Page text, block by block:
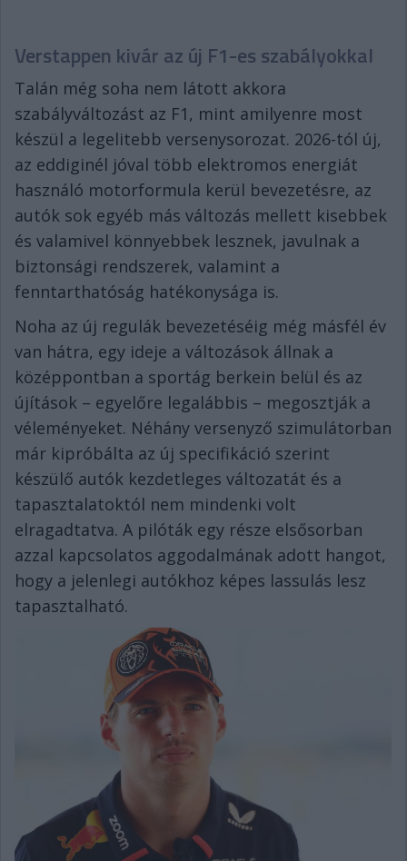
Verstappen kivár az új F1-es szabályokkal
Talán még soha nem látott akkora
szabályváltozást az F1, mint amilyenre most
készül a legelitebb versenysorozat. 2026-tól új,
az eddiginél jóval több elektromos energiát
használó motorformula kerül bevezetésre, az
autók sok egyéb más változás mellett kisebbek
és valamivel könnyebbek lesznek, javulnak a
biztonsági rendszerek, valamint a
fenntarthatóság hatékonysága is.
Noha az új regulák bevezetéséig még másfél év
van hátra, egy ideje a változások állnak a
középpontban a sportág berkein belül és az
újítások – egyelőre legalábbis – megosztják a
véleményeket. Néhány versenyző szimulátorban
már kipróbálta az új specifikáció szerint
készülő autók kezdetleges változatát és a
tapasztalatoktól nem mindenki volt
elragadtatva. A pilóták egy része elsősorban
azzal kapcsolatos aggodalmának adott hangot,
hogy a jelenlegi autókhoz képes lassulás lesz
tapasztalható.